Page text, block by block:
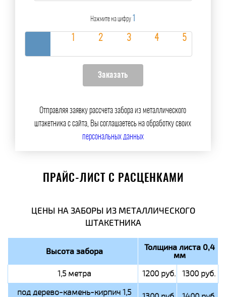
Нажмите на цифру 1
Отправляя заявку рассчета забора из металлического
штакетника с сайта, Вы соглашаетесь на обработку своих
персональных данных
ПРАЙС-ЛИСТ С РАСЦЕНКАМИ
ЦЕНЫ НА ЗАБОРЫ ИЗ МЕТАЛЛИЧЕСКОГО
ШТАКЕТНИКА
Высота забора Толщина листа 0,4
мм
1,5 метра 1200 руб.
1300 руб.
под дерево-камень-кирпич 1,5